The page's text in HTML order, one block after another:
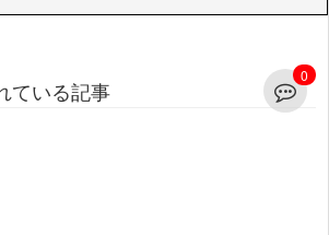
0
ている記事